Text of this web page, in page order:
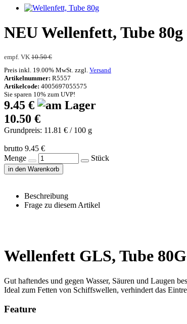
NEUWellenfett, Tube
empf. VK 10.50 €
Preis inkl. 19.00% MwSt. zzgl. Versand
Artikelnummer: R5557
Artikelcode: 4005697055575
Sie sparen 10% zum UVP!
9.45 €
10.50 €
Grundpreis: 11.81 € / 100 g
brutto 9.45 €
Menge
Stück
in den Warenkorb
Beschreibung
Frage zu diesem Artikel
Wellenfett GLS, Tube
Gut haftendes und gegen Wasser, Säuren und Laugen
Ideal zum Fetten von Schiffswellen, verhindert das
Feature